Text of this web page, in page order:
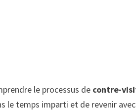
le processus de contre-
le temps imparti et de revenir